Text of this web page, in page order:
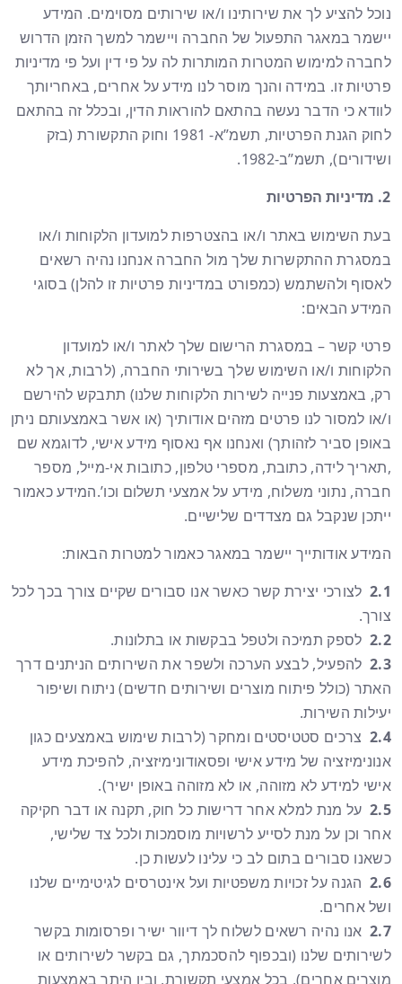
נוכל להציע לך את שירותינו ו/או שירותים מסוימים. המידע
יישמר במאגר התפעול של החברה ויישמר למשך הזמן הדרוש
לחברה למימוש המטרות המותרות לה על פי דין ועל פי מדיניות
פרטיות זו. במידה והנך מוסר לנו מידע על אחרים, באחריותך
לוודא כי הדבר נעשה בהתאם להוראות הדין, ובכלל זה בהתאם
לחוק הגנת הפרטיות, תשמ”א- 1981 וחוק התקשורת (בזק
ושידורים), תשמ”ב-1982.
מדיניות הפרטיות
בעת השימוש באתר ו/או בהצטרפות למועדון הלקוחות ו/או
במסגרת ההתקשרות שלך מול החברה אנחנו נהיה רשאים
לאסוף ולהשתמש (כמפורט במדיניות פרטיות זו להלן) בסוגי
המידע הבאים:
פרטי קשר – במסגרת הרישום שלך לאתר ו/או למועדון
הלקוחות ו/או השימוש שלך בשירותי החברה, (לרבות, אך לא
רק, באמצעות פנייה לשירות הלקוחות שלנו) תתבקש להירשם
ו/או למסור לנו פרטים מזהים אודותיך (או אשר באמצעותם ניתן
באופן סביר לזהותך) ואנחנו אף נאסוף מידע אישי, לדוגמא שם
,תאריך לידה, כתובת, מספרי טלפון, כתובות אי-מייל, מספר
חברה, נתוני משלוח, מידע על אמצעי תשלום וכו’.המידע כאמור
ייתכן שנקבל גם מצדדים שלישיים.
המידע אודותייך יישמר במאגר כאמור למטרות הבאות:
2.1לצורכי יצירת קשר כאשר אנו סבורים שקיים צורך בכך לכל
צורך.
2.2לספק תמיכה ולטפל בבקשות או בתלונות.
2.3להפעיל, לבצע הערכה ולשפר את השירותים הניתנים דרך
האתר (כולל פיתוח מוצרים ושירותים חדשים) ניתוח ושיפור
יעילות השירות.
2.4צרכים סטטיסטים ומחקר (לרבות שימוש באמצעים כגון
אנונימיזציה של מידע אישי ופסאודונימיזציה, להפיכת מידע
אישי למידע לא מזוהה, או לא מזוהה באופן ישיר).
2.5על מנת למלא אחר דרישות כל חוק, תקנה או דבר חקיקה
אחר וכן על מנת לסייע לרשויות מוסמכות ולכל צד שלישי,
כשאנו סבורים בתום לב כי עלינו לעשות כן.
2.6הגנה על זכויות משפטיות ועל אינטרסים לגיטימיים שלנו
ושל אחרים.
2.7אנו נהיה רשאים לשלוח לך דיוור ישיר ופרסומות בקשר
לשירותים שלנו (ובכפוף להסכמתך, גם בקשר לשירותים או
מוצרים אחרים), בכל אמצעי תקשורת, ובין היתר באמצעות